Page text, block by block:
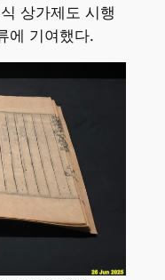
상가제도 시행
에 기여했다.